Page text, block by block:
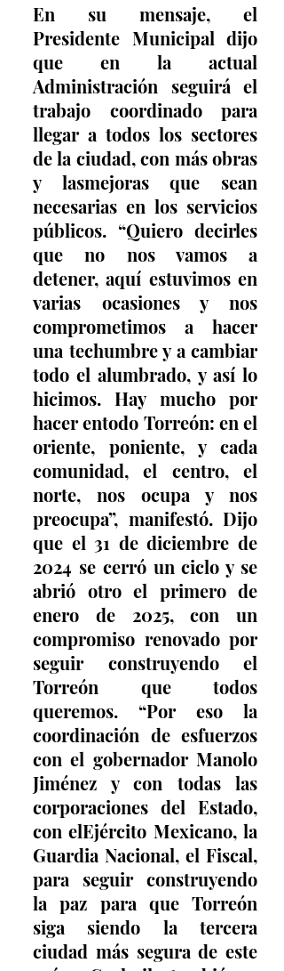
En su mensaje, el
Presidente Municipal dijo
que en la actual
Administración seguirá el
trabajo coordinado para
llegar a todos los sectores
de la ciudad, con más obras
y lasmejoras que sean
necesarias en los servicios
públicos. “Quiero decirles
que no nos vamos a
detener, aquí estuvimos en
varias ocasiones y nos
comprometimos a hacer
una techumbre y a cambiar
todo el alumbrado, y así lo
hicimos. Hay mucho por
hacer entodo Torreón: en el
oriente, poniente, y cada
comunidad, el centro, el
norte, nos ocupa y nos
preocupa”, manifestó. Dijo
que el 31 de diciembre de
2024 se cerró un ciclo y se
abrió otro el primero de
enero de 2025, con un
compromiso renovado por
seguir construyendo el
Torreón que todos
queremos. “Por eso la
coordinación de esfuerzos
con el gobernador Manolo
Jiménez y con todas las
corporaciones del Estado,
con elEjército Mexicano, la
Guardia Nacional, el Fiscal,
para seguir construyendo
la paz para que Torreón
siga siendo la tercera
ciudad más segura de este